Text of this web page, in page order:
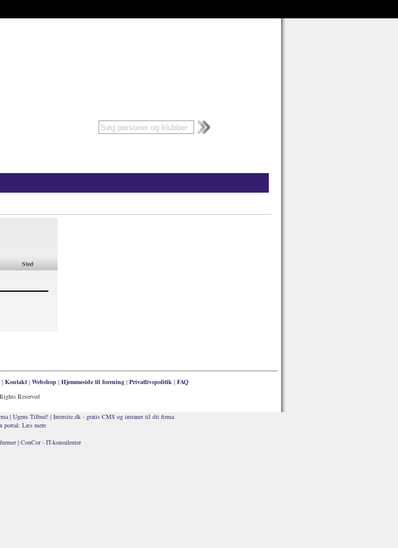
Sted
| Kontakt| Webshop| Hjemmeside til forening| Privatlivspolitik| FAQ
Reserved
| Ugens Tilbud! | Intersite.dk - gratis CMS og intranet til dit firma
portal: Læs mere
| ConCor - IT-konsulenter